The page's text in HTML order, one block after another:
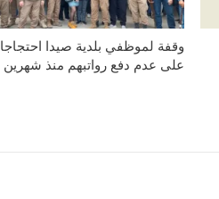
وقفة لموظفي بلدية صيدا احتجاجا
على عدم دفع رواتبهم منذ شهرين